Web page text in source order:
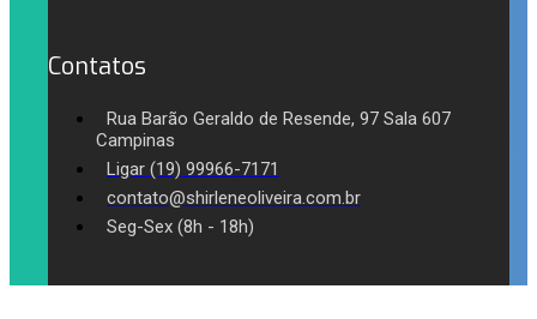
Contatos
Rua Barão Geraldo de Resende, 97 Sala 607
Campinas
Ligar (19) 99966-7171
contato@shirleneoliveira.com.br
Seg-Sex (8h - 18h)